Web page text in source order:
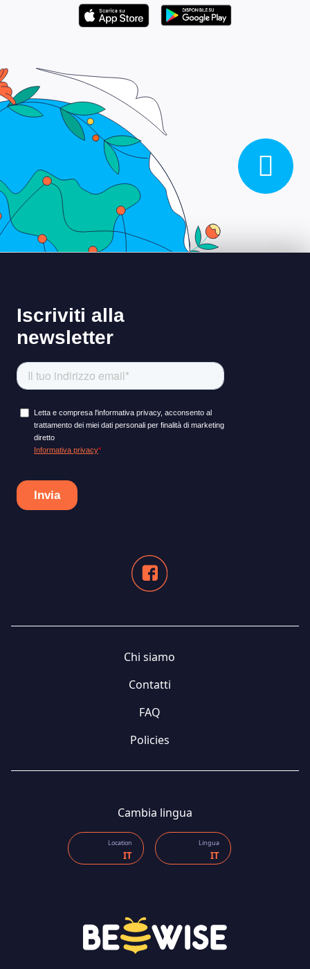
Chi siamo
Contatti
FAQ
Policies
Cambia lingua
Location
IT
Lingua
IT